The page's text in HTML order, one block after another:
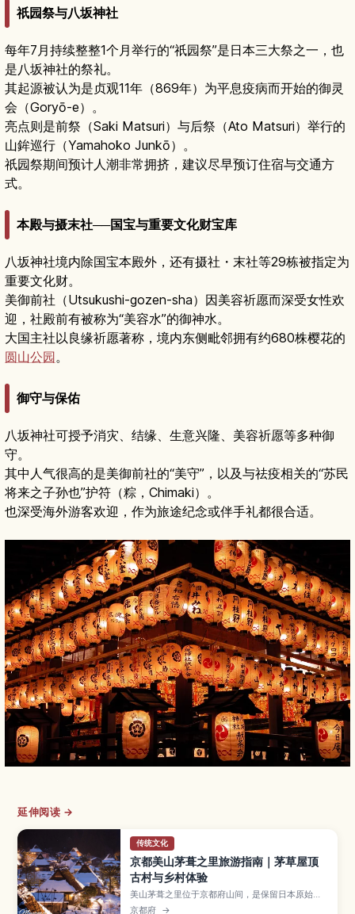
祇园祭与八坂神社
每年7月持续整整1个月举行的“祇园祭”是日本三大祭之一，也
是八坂神社的祭礼。
其起源被认为是贞观11年（869年）为平息疫病而开始的御灵
会（Goryō-e）。
亮点则是前祭（Saki Matsuri）与后祭（Ato Matsuri）举行的
山鉾巡行（Yamahoko Junkō）。
祇园祭期间预计人潮非常拥挤，建议尽早预订住宿与交通方
式。
本殿与摄末社──国宝与重要文化财宝库
八坂神社境内除国宝本殿外，还有摄社・末社等29栋被指定为
重要文化财。
美御前社（Utsukushi-gozen-sha）因美容祈愿而深受女性欢
迎，社殿前有被称为“美容水”的御神水。
大国主社以良缘祈愿著称，境内东侧毗邻拥有约680株樱花的
圆山公园。
御守与保佑
八坂神社可授予消灾、结缘、生意兴隆、美容祈愿等多种御
守。
其中人气很高的是美御前社的“美守”，以及与祛疫相关的“苏民
将来之子孙也”护符（粽，Chimaki）。
也深受海外游客欢迎，作为旅途纪念或伴手礼都很合适。
延伸阅读 →
传统文化
京都美山茅葺之里旅游指南｜茅草屋顶
古村与乡村体验
美山茅葺之里位于京都府山间，是保留日本原始乡
村风貌的茅草屋顶聚落。本文将介绍村庄的历史与
京都府 →